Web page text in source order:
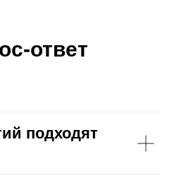
ответ
подходят